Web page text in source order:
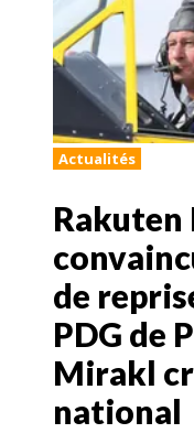
Actualités
Rakuten
de
PDG de
Mirakl
national